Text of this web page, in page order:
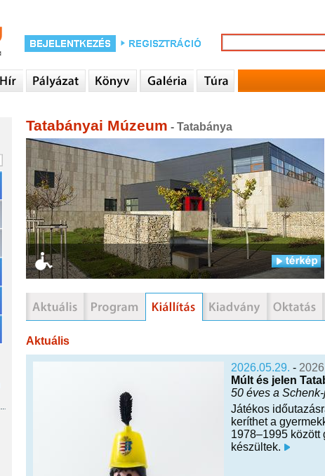
Tatabányai Múzeum - Tatabánya
Aktuális
2026.05.29. -
Múlt és jelen
50 éves a
Játékos
keríthet a
1978–1995 között
készültek.